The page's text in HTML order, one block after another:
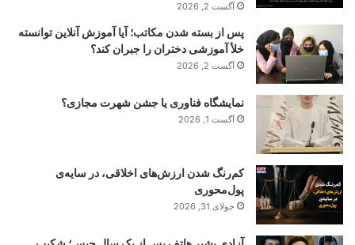
آگست 2, 2026
پس از بسته شدن مکاتب؛ آیا آموزش آنلاین توانسته
خلأ آموزشی دختران را جبران کند؟
آگست 2, 2026
نمایشگاه فناوری یا جشن شهرت مجازی؟
آگست 1, 2026
کم‌رنگ شدن ارزش‌های اخلاقی، در سایه‌ی
پول‌محوری
جولای 31, 2026